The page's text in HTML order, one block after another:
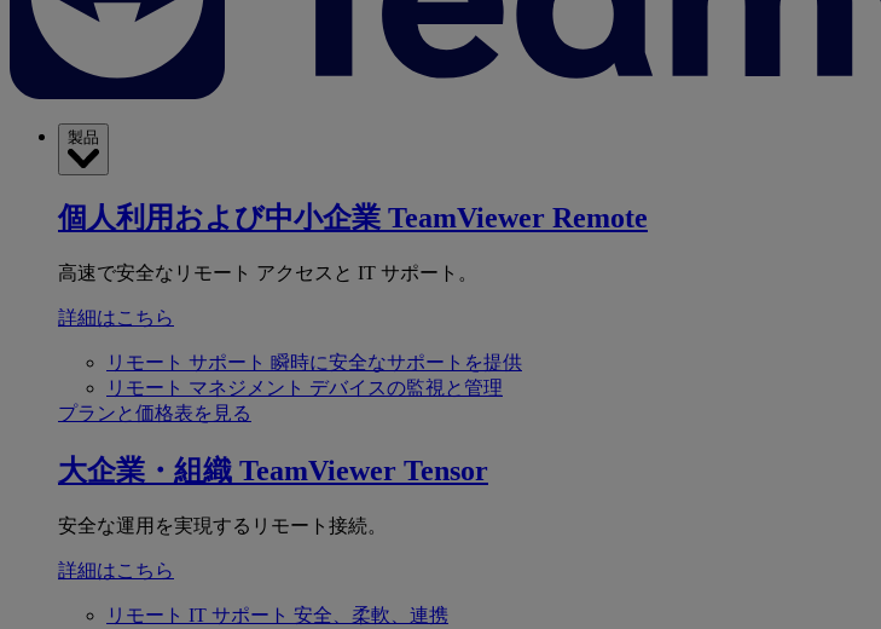
製品
個人利用および中小企業 TeamViewer Remote
高速で安全なリモート アクセスと IT サポート。
詳細はこちら
リモート サポート 瞬時に安全なサポートを提供
リモート マネジメント デバイスの監視と管理
プランと価格表を見る
大企業・組織 TeamViewer Tensor
安全な運用を実現するリモート接続。
詳細はこちら
リモート IT サポート 安全、柔軟、連携